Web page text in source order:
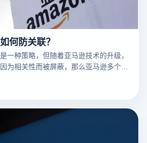
何防关联？
一种策略，但随着亚马逊技术的升级，
为相关性而被屏蔽，那么亚马逊多个账
何防止相关性呢？有什么好的防关联方